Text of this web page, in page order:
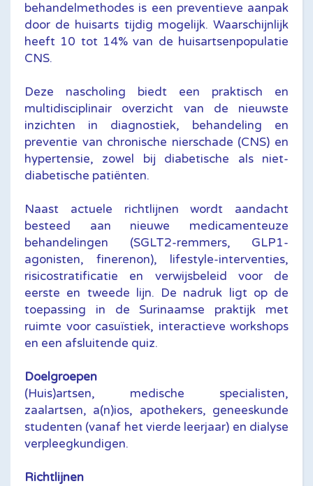
behandelmethodes is een preventieve aanpak
door de huisarts tijdig mogelijk. Waarschijnlijk
heeft 10 tot 14% van de huisartsenpopulatie
CNS.
Deze nascholing biedt een praktisch en
multidisciplinair overzicht van de nieuwste
inzichten in diagnostiek, behandeling en
preventie van chronische nierschade (CNS) en
hypertensie, zowel bij diabetische als niet-
diabetische patiënten.
Naast actuele richtlijnen wordt aandacht
besteed aan nieuwe medicamenteuze
behandelingen (SGLT2-remmers, GLP1-
agonisten, finerenon), lifestyle-interventies,
risicostratificatie en verwijsbeleid voor de
eerste en tweede lijn. De nadruk ligt op de
toepassing in de Surinaamse praktijk met
ruimte voor casuïstiek, interactieve workshops
en een afsluitende quiz.
Doelgroepen
(Huis)artsen, medische specialisten,
zaalartsen, a(n)ios, apothekers, geneeskunde
studenten (vanaf het vierde leerjaar) en dialyse
verpleegkundigen.
Richtlijnen